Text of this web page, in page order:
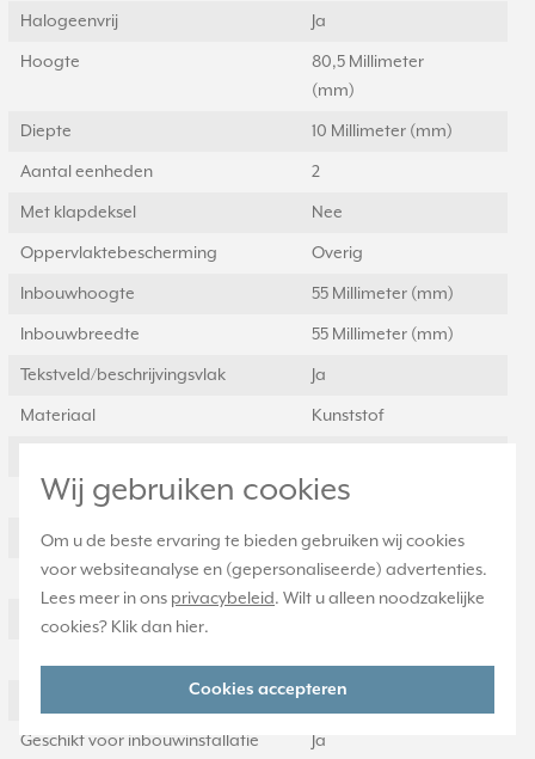
Wij gebruiken cookies
Om u de beste ervaring te bieden gebruiken wij cookies
voor websiteanalyse en (gepersonaliseerde) advertenties.
Lees meer in ons privacybeleid. Wilt u alleen noodzakelijke
cookies? Klik dan hier.
Cookies accepteren
Halogeenvrij Ja
Hoogte
80,5 Millimeter
(mm)
Diepte 10 Millimeter (mm)
Aantal eenheden 2
Met klapdeksel Nee
Oppervlaktebescherming Overig
Inbouwhoogte 55 Millimeter (mm)
Inbouwbreedte 55 Millimeter (mm)
Tekstveld/beschrijvingsvlak Ja
Materiaal Kunststof
Montagerichting Horizontaal
RAL-nummer (vergelijkbaar) 9016
Beschermingsgraad (IP) IP21
Transparant
Geschikt voor wandgoot Ja
Geschikt voor inbouwinstallatie
Ja